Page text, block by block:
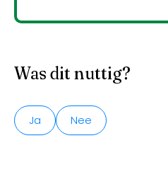
Was dit nuttig?
Ja Nee